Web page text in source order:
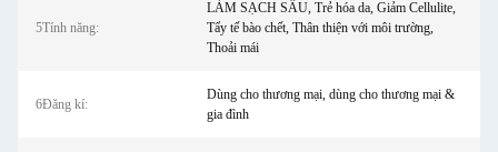
5Tính năng:
LÀM SẠCH SÂU, Trẻ hóa da, Giảm Cellulite,
Tẩy tế bào chết, Thân thiện với môi trường,
Thoải mái
6Đăng kí:
Dùng cho thương mại, dùng cho thương mại &
gia đình